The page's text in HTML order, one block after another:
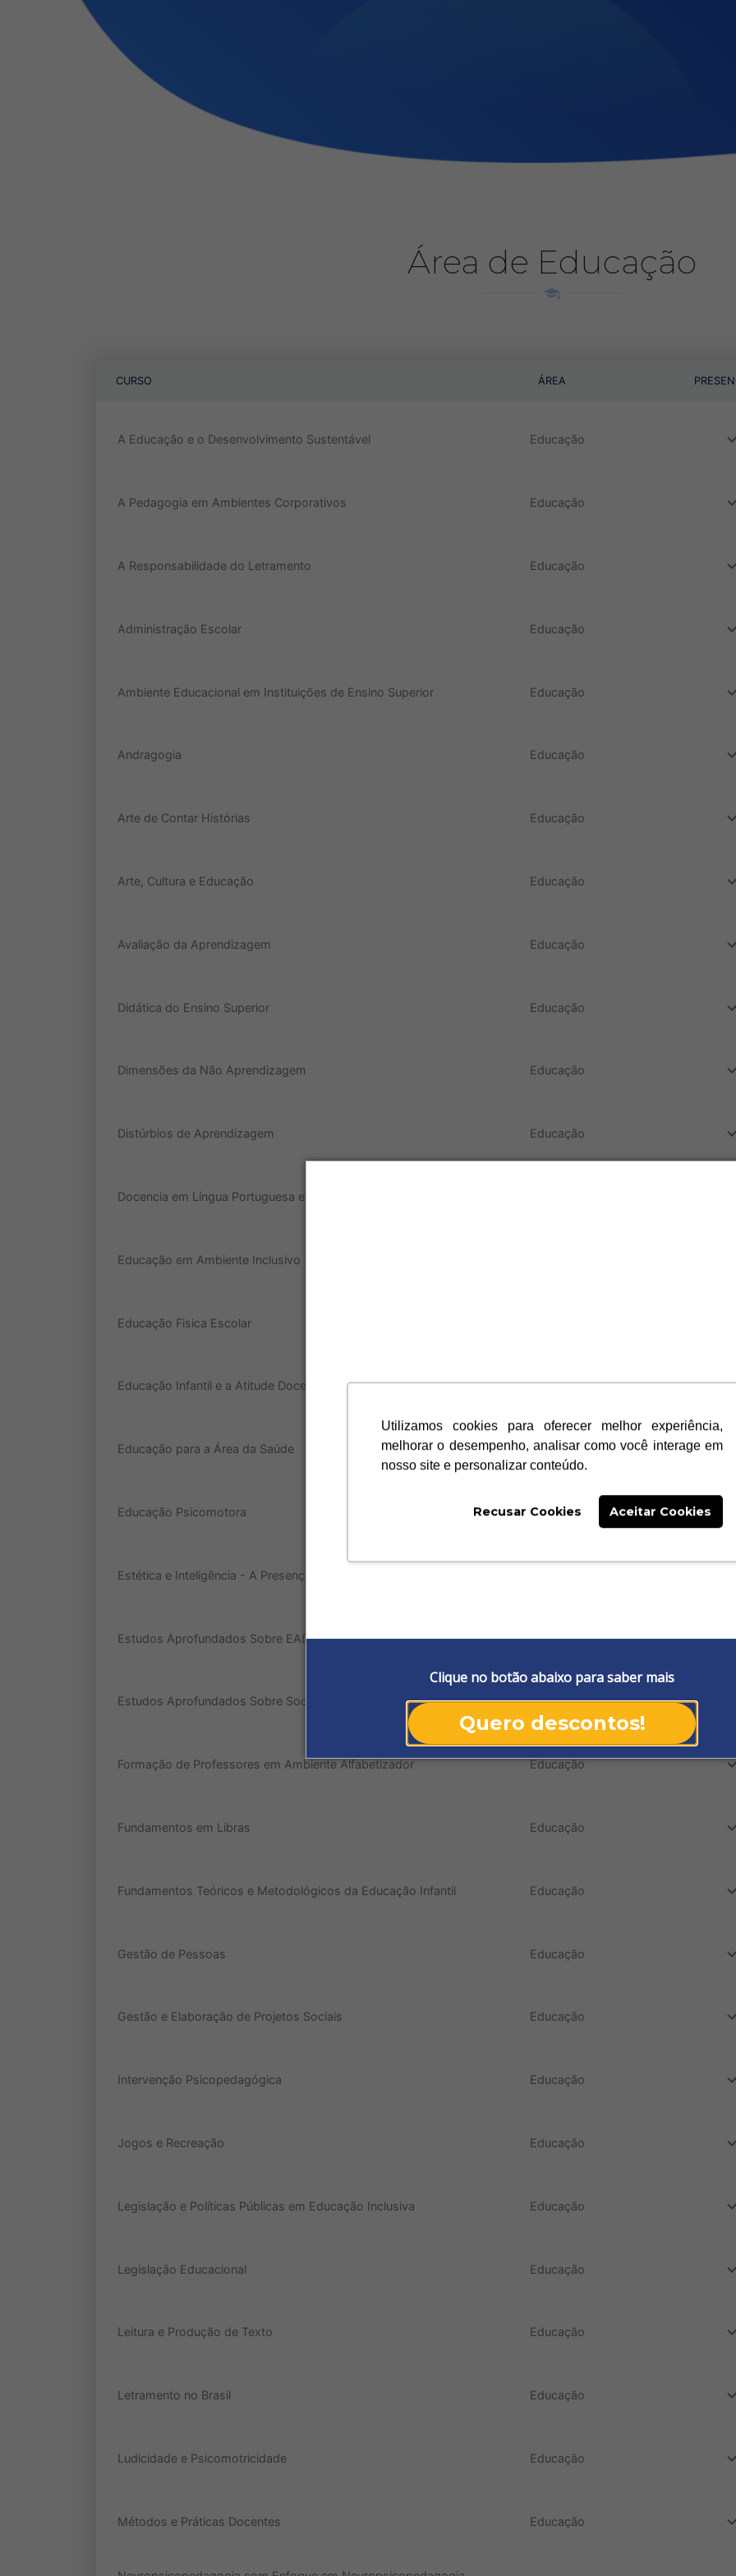
Clique no botão abaixo para saber mais
Quero descontos!
Utilizamos cookies para oferecer melhor experiência,
melhorar o desempenho, analisar como você interage em
nosso site e personalizar conteúdo.
Recusar Cookies Aceitar Cookies
Área de Educação
CURSO ÁREA
A Educação e o Desenvolvimento Sustentável Educação
A Pedagogia em Ambientes Corporativos Educação
A Responsabilidade do Letramento Educação
Administração Escolar Educação
Ambiente Educacional em Instituições de Ensino Superior Educação
Andragogia Educação
Arte de Contar Histórias Educação
Arte, Cultura e Educação Educação
Avaliação da Aprendizagem Educação
Didática do Ensino Superior Educação
Dimensões da Não Aprendizagem Educação
Distúrbios de Aprendizagem Educação
Docencia em Língua Portuguesa e Literatura
Educação em Ambiente Inclusivo
Educação Fisica Escolar
Educação Infantil e a Atitude Docente Educação
Educação para a Área da Saúde Educação
Educação Psicomotora Educação
Estética e Inteligência - A Presença da Arte na Sociedade
Estudos Aprofundados Sobre EAD Educação
Estudos Aprofundados Sobre Sociologia e Filosofia Educação
Formação de Professores em Ambiente Alfabetizador Educação
Fundamentos em Libras Educação
Fundamentos Teóricos e Metodológicos da Educação Infantil Educação
Gestão de Pessoas Educação
Gestão e Elaboração de Projetos Sociais Educação
Intervenção Psicopedagógica Educação
Jogos e Recreação Educação
Legislação e Políticas Públicas em Educação Inclusiva Educação
Legislação Educacional Educação
Leitura e Produção de Texto Educação
Letramento no Brasil Educação
Ludicidade e Psicomotricidade Educação
Métodos e Práticas Docentes Educação